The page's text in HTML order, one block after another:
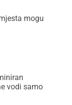
mogu
vodi samo